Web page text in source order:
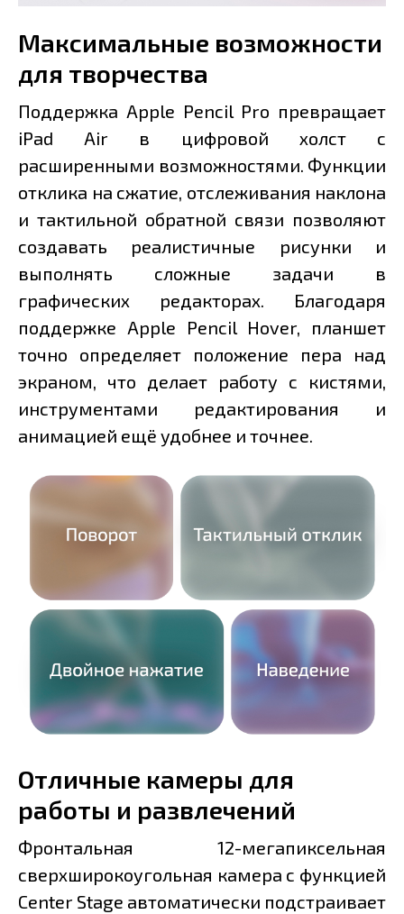
Максимальные возможности
для творчества
Поддержка Apple Pencil Pro превращает
iPad Air в цифровой холст с
расширенными возможностями. Функции
отклика на сжатие, отслеживания наклона
и тактильной обратной связи позволяют
создавать реалистичные рисунки и
выполнять сложные задачи в
графических редакторах. Благодаря
поддержке Apple Pencil Hover, планшет
точно определяет положение пера над
экраном, что делает работу с кистями,
инструментами редактирования и
анимацией ещё удобнее и точнее.
Отличные камеры для
работы и развлечений
Фронтальная 12-мегапиксельная
сверхширокоугольная камера с функцией
Center Stage автоматически подстраивает